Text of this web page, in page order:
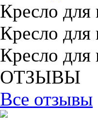
Кресло для
Кресло для
Кресло для
ОТЗЫВЫ
Все отзывы